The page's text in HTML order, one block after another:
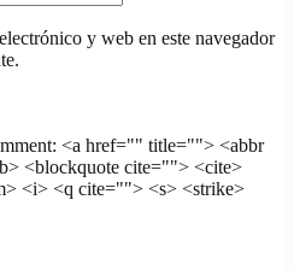
y web en este navegador
<a href="" title=""> <abbr
<blockquote cite=""> <cite>
<i> <q cite=""> <s> <strike>